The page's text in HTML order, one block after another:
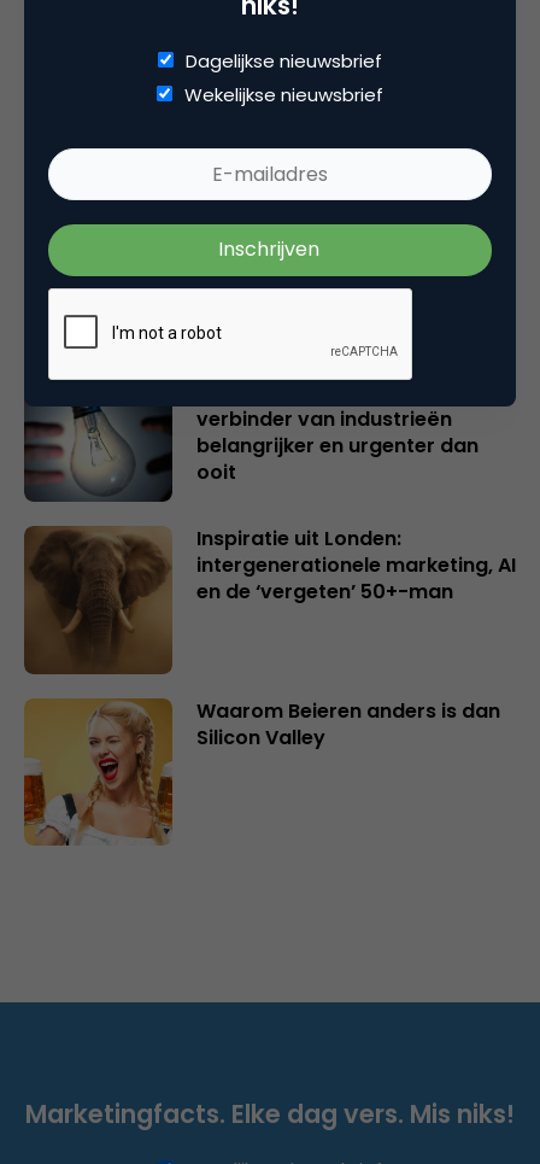
Rebel with or without a cause?
Wake-upcall voor ontwerpers
en merkeigenaren
verbinder van industrieën
belangrijker en urgenter dan
ooit
Inspiratie uit Londen:
intergenerationele marketing, AI
en de ‘vergeten’ 50+-man
Waarom Beieren anders is dan
Silicon Valley
Dagelijkse nieuwsbrief
Wekelijkse nieuwsbrief
Marketingfacts. Elke dag vers. Mis niks!